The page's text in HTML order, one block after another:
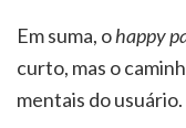
Em suma, ohappy
curto, mas o
mentais do usuário.